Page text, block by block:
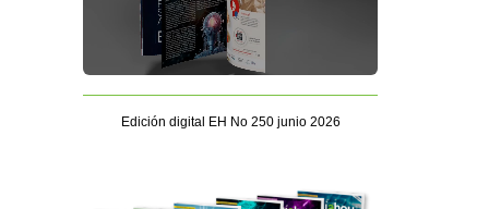
Edición digital EH No 250 junio 2026